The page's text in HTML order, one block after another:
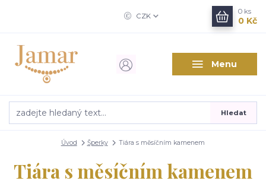
Menu
CZK
Hledat
0 ks
0 Kč
Úvod Šperky Tiára s měsíčním kamenem
Tiára s měsíčním kamenem